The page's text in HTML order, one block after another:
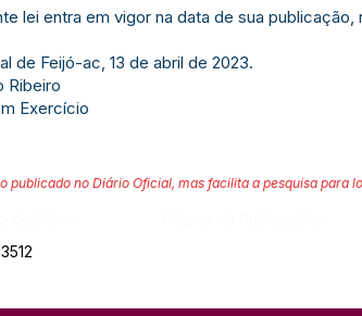
lei entra em vigor na data de sua
de Feijó-ac, 13 de abril de 2023.
Ribeiro
Exercício
publicado no Diário Oficial, mas facilita a pesquisa para